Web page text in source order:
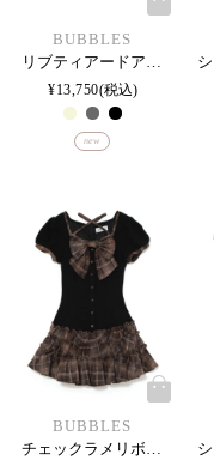
BUBBLES
¥13,750 税込
new
BUBBLES